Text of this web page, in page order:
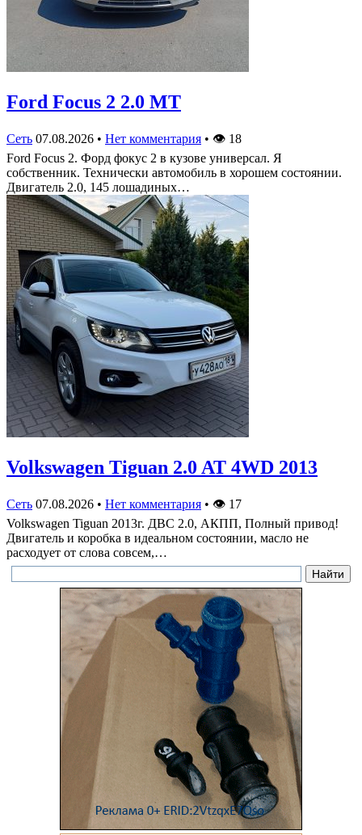
Ford Focus 2 2.0 MT
Сеть 07.08.2026 • Нет комментария • 👁 18
Ford Focus 2. Форд фокус 2 в кузове универсал. Я
собственник. Технически автомобиль в хорошем состоянии.
Двигатель 2.0, 145 лошадиных…
Volkswagen Tiguan 2.0 AT 4WD 2013
Сеть 07.08.2026 • Нет комментария • 👁 17
Volkswagen Tiguan 2013г. ДВС 2.0, АКПП, Полный привод!
Двигатель и коробка в идеальном состоянии, масло не
расходует от слова совсем,…